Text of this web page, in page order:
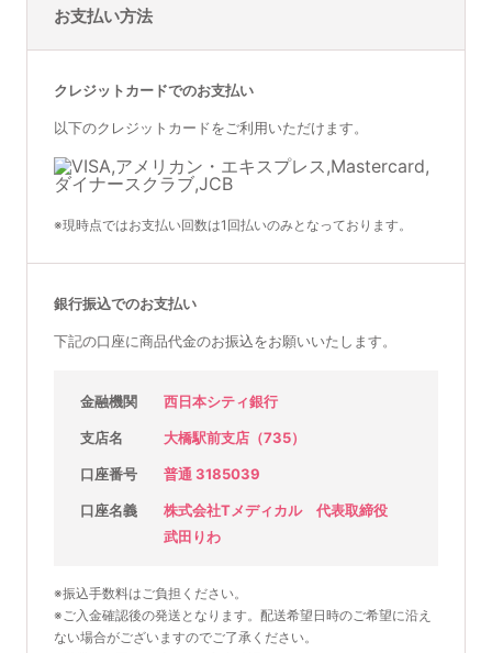
お支払い方法
クレジットカードでのお支払い
以下のクレジットカードをご利用いただけます。
※現時点ではお支払い回数は1回払いのみとなっております。
銀行振込でのお支払い
下記の口座に商品代金のお振込をお願いいたします。
金融機関 西日本シティ銀行
支店名 大橋駅前支店（735）
口座番号 普通 3185039
口座名義
株式会社Tメディカル 代表取締役
武田りわ
※振込手数料はご負担ください。
※ご入金確認後の発送となります。配送希望日時のご希望に沿え
ない場合がございますのでご了承ください。